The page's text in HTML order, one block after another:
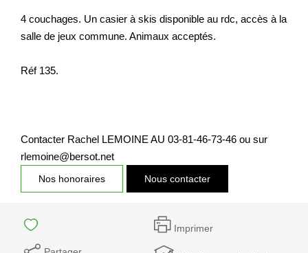
4 couchages. Un casier à skis disponible au rdc, accès à la
salle de jeux commune. Animaux acceptés.
Réf 135.
Contacter Rachel LEMOINE AU 03-81-46-73-46 ou sur
rlemoine@bersot.net
Nos honoraires Nous contacter
Imprimer